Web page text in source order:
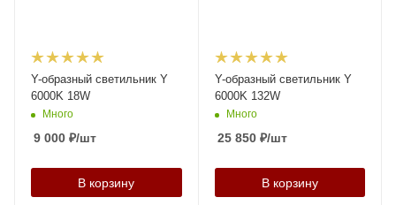
Y-образный светильник Y
6000K 18W
Много
9 000 ₽/шт
В корзину
Y-образный светильник Y
6000K 132W
Много
25 850₽/шт
В корзину